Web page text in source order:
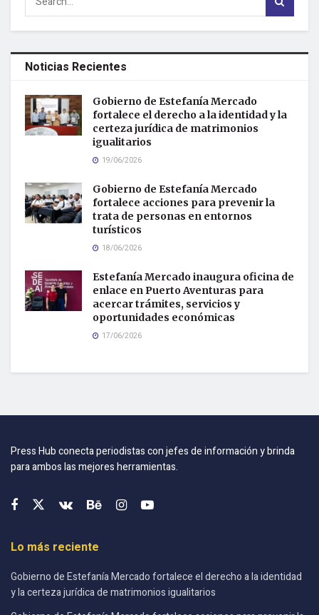
Noticias Recientes
Gobierno de Estefanía Mercado
fortalece el derecho a la identidad y la
certeza jurídica de matrimonios
igualitarios
19/06/2026
Gobierno de Estefanía Mercado
fortalece acciones para prevenir la
trata de personas en entornos
turísticos
18/06/2026
Estefanía Mercado inaugura oficina de
enlace en Puerto Aventuras para
acercar trámites, servicios y
oportunidades económicas
17/06/2026
Press Hub conecta periodistas con jefes de información y brinda
para ambos las mejores herramientas.
Lo más reciente
Gobierno de Estefanía Mercado fortalece el derecho a la identidad
y la certeza jurídica de matrimonios igualitarios